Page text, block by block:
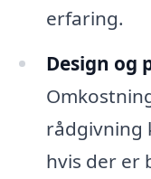
erfaring.
Design og
rådgivning
hvis der er